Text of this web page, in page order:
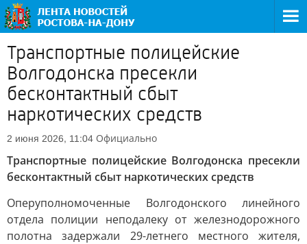
Транспортные полицейские
Волгодонска пресекли
бесконтактный сбыт
наркотических средств
2 июня 2026, 11:04 Официально
Транспортные полицейские Волгодонска пресекли
бесконтактный сбыт наркотических средств
Оперуполномоченные Волгодонского линейного
отдела полиции неподалеку от железнодорожного
полотна задержали 29-летнего местного жителя,